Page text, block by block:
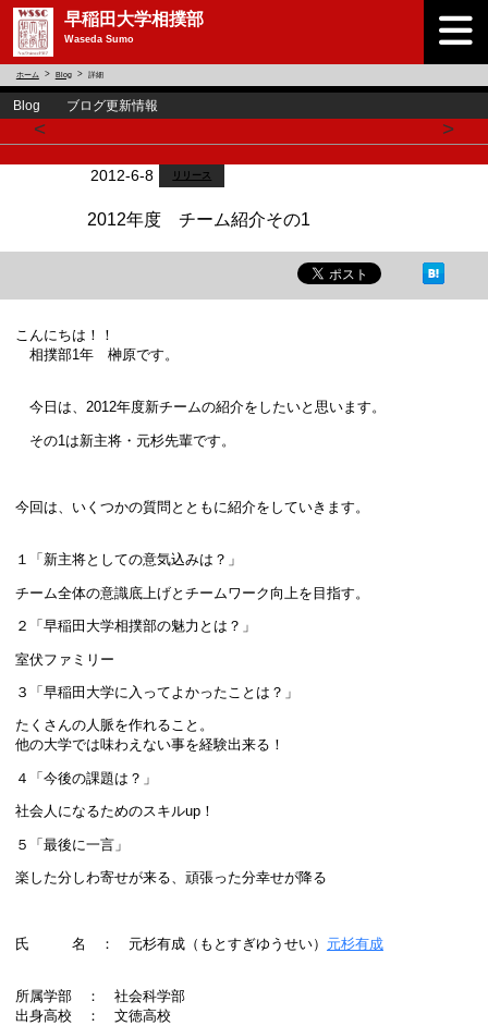
早稲田大学相撲部
Waseda Sumo
ホーム Blog 詳細
Blog ブログ更新情報
< >
2012-6-8 リリース
2012年度 チーム紹介その1
こんにちは！！
相撲部1年 榊原です。
今日は、2012年度新チームの紹介をしたいと思います。
その1は新主将・元杉先輩です。
今回は、いくつかの質問とともに紹介をしていきます。
１「新主将としての意気込みは？」
チーム全体の意識底上げとチームワーク向上を目指す。
２「早稲田大学相撲部の魅力とは？」
室伏ファミリー
３「早稲田大学に入ってよかったことは？」
たくさんの人脈を作れること。
他の大学では味わえない事を経験出来る！
４「今後の課題は？」
社会人になるためのスキルup！
５「最後に一言」
楽した分しわ寄せが来る、頑張った分幸せが降る
氏 名 ： 元杉有成（もとすぎゆうせい） 元杉有成
所属学部 ： 社会科学部
出身高校 ： 文徳高校